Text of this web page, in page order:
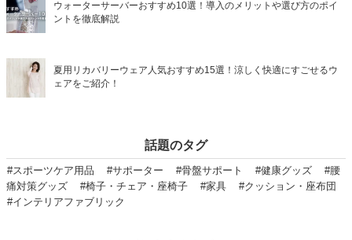
ウォーターサーバーおすすめ10選！導入のメリットや選び方のポイ
ントを徹底解説
夏用リカバリーウェア人気おすすめ15選！涼しく快適にすごせるウ
ェアをご紹介！
話題のタグ
#スポーツケア用品 #サポーター #骨盤サポート #健康グッズ
#腰
痛対策グッズ
#椅子・チェア・座椅子 #家具
#クッション・座布団
#インテリアファブリック